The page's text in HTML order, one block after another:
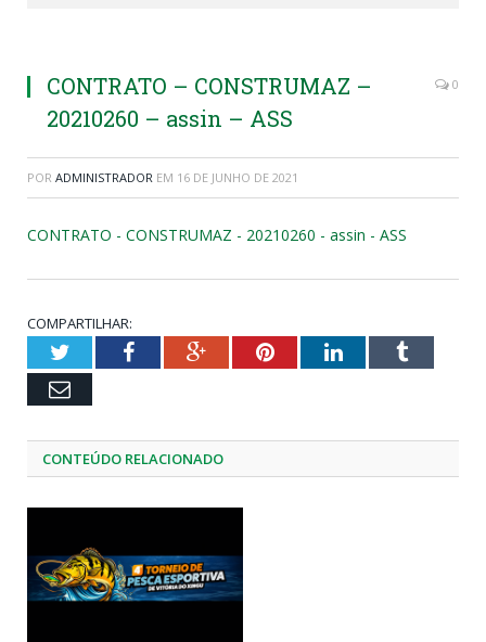
CONTRATO – CONSTRUMAZ –
20210260 – assin – ASS
0
POR ADMINISTRADOR EM 16 DE JUNHO DE 2021
CONTRATO - CONSTRUMAZ - 20210260 - assin - ASS
COMPARTILHAR:
TwitterFacebookGoogle+PinterestLinkedInTumblr
Email
CONTEÚDO RELACIONADO